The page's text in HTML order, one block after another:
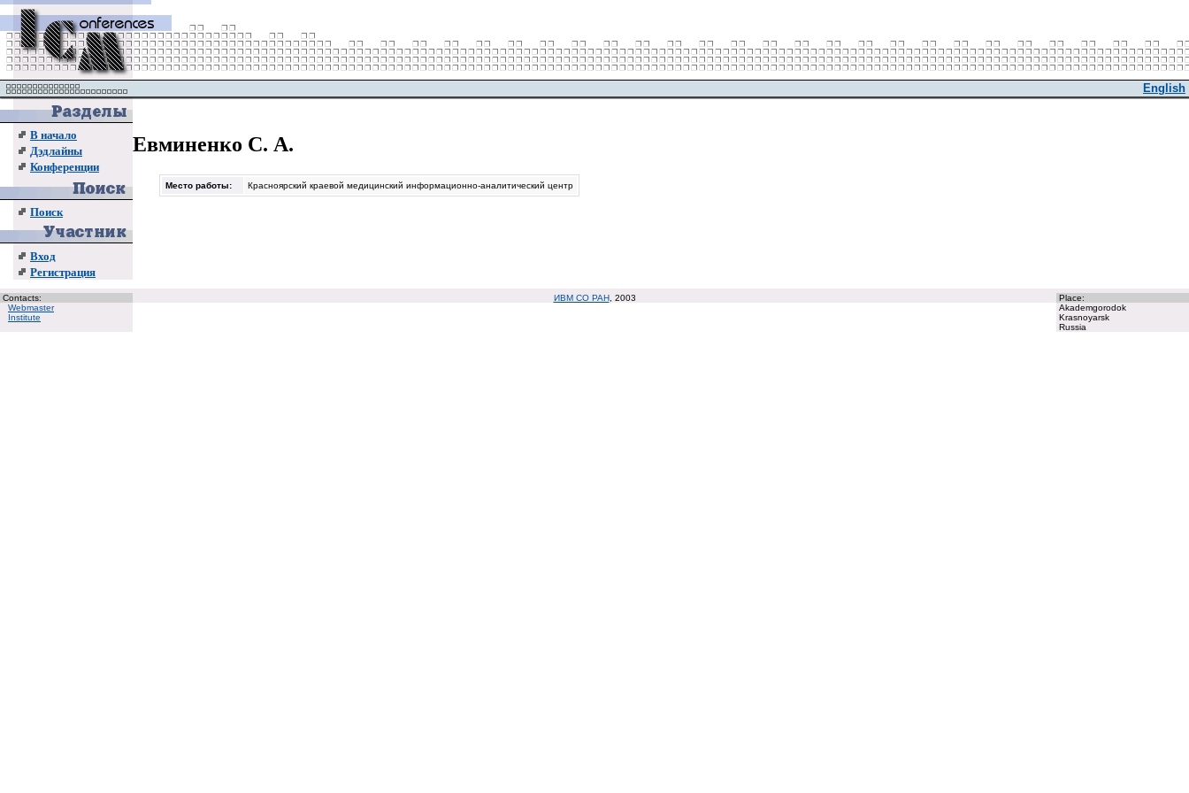
В начало
Дэдлайны
Конференции
Поиск
Вход
Регистрация
English
Евминенко С. А.
Место работы: Красноярский краевой медицинский информационно-аналитический центр
Contacts: ИВМ СО РАН, 2003
Place:
Webmaster
Institute
Akademgorodok
Krasnoyarsk
Russia